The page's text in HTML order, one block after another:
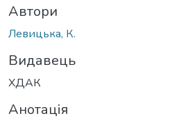
Автори
Левицька, К.
Видавець
ХДАК
Анотація